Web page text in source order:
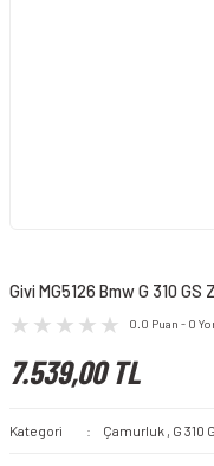
Givi MG5126 Bmw G 310
0.0 Puan - 0
7.539,00 TL
Kategori Çamurluk , G 310